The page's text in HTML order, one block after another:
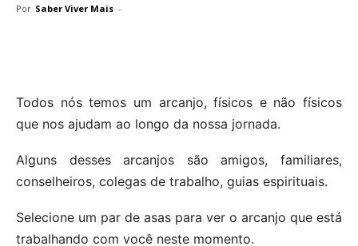
Por Saber Viver Mais -
Todos nós temos um arcanjo, físicos e não físicos
que nos ajudam ao longo da nossa jornada.
Alguns desses arcanjos são amigos, familiares,
conselheiros, colegas de trabalho, guias espirituais.
Selecione um par de asas para ver o arcanjo que está
trabalhando com você neste momento.